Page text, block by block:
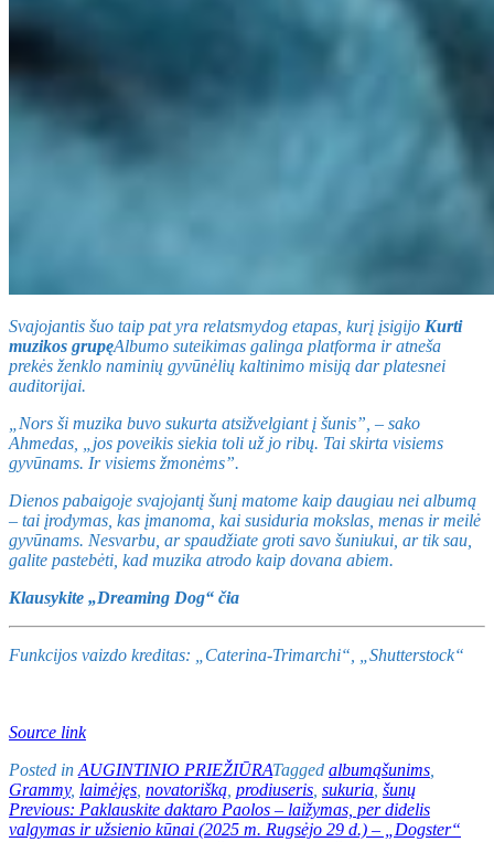
Svajojantis šuo taip pat yra relatsmydog etapas, kurį įsigijo Kurti
muzikos grupęAlbumo suteikimas galinga platforma ir atneša
prekės ženklo naminių gyvūnėlių kaltinimo misiją dar platesnei
auditorijai.
„Nors ši muzika buvo sukurta atsižvelgiant į šunis”, – sako
Ahmedas, „jos poveikis siekia toli už jo ribų. Tai skirta visiems
gyvūnams. Ir visiems žmonėms”.
Dienos pabaigoje svajojantį šunį matome kaip daugiau nei albumą
– tai įrodymas, kas įmanoma, kai susiduria mokslas, menas ir meilė
gyvūnams. Nesvarbu, ar spaudžiate groti savo šuniukui, ar tik sau,
galite pastebėti, kad muzika atrodo kaip dovana abiem.
Klausykite „Dreaming Dog“ čia
Funkcijos vaizdo kreditas: „Caterina-Trimarchi“, „Shutterstock“
Source link
Posted in AUGINTINIO PRIEŽIŪRATagged albumąšunims
Grammy, laimėjęs novatorišką prodiuseris sukuria šunų
Navigacija
Previous: Paklauskite daktaro Paolos – laižymas, per didelis
valgymas ir užsienio kūnai (2025 m. Rugsėjo 29 d.) – „Dogster“